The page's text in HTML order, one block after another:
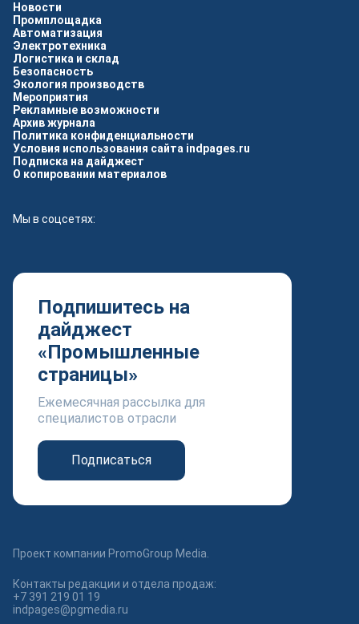
Новости
Промплощадка
Автоматизация
Электротехника
Логистика и склад
Безопасность
Экология производств
Мероприятия
Рекламные возможности
Архив журнала
Политика конфиденциальности
Условия использования сайта indpages.ru
Подписка на дайджест
О копировании материалов
Мы в соцсетях:
Подпишитесь на
дайджест
«Промышленные
страницы»
Ежемесячная рассылка для
специалистов отрасли
Подписаться
Проект компании PromoGroup Media.
Контакты редакции и отдела продаж:
+7 391 219 01 19
indpages@pgmedia.ru